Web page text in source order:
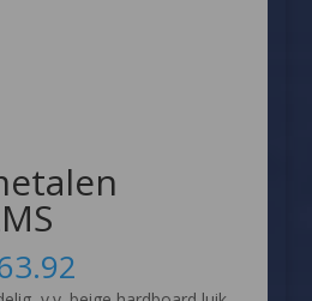
€359.52